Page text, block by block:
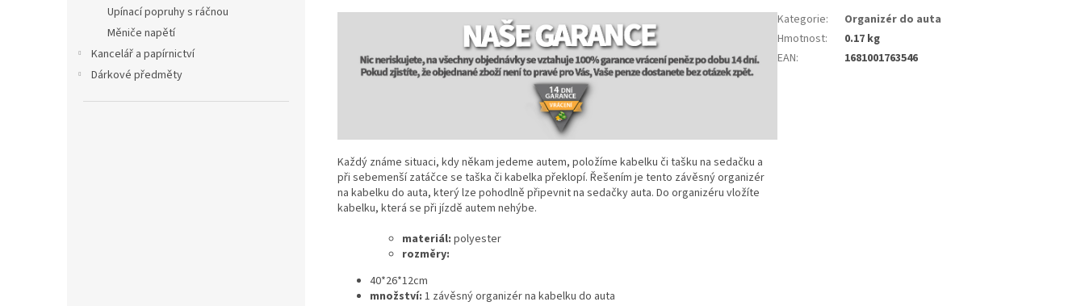
Upínací popruhy s ráčnou
Měniče napětí
Kancelář a papírnictví
Dárkové předměty
Každý známe situaci, kdy někam jedeme autem, položíme kabelku či tašku na sedačku a
při sebemenší zatáčce se taška či kabelka překlopí. Řešením je tento závěsný organizér
na kabelku do auta, který lze pohodlně připevnit na sedačky auta. Do organizéru vložíte
kabelku, která se při jízdě autem nehýbe.
materiál: polyester
rozměry:
40*26*12cm
množství: 1 závěsný organizér na kabelku do auta
Kategorie:
Organizér do auta
Hmotnost:
0.17 kg
EAN: 1681001763546